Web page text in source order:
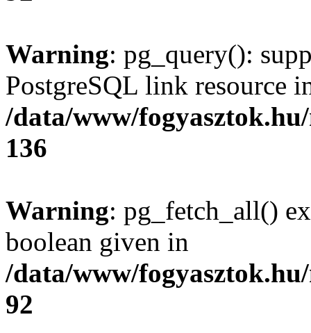
Warning: pg_query():
PostgreSQL link resource
/data/www/
136
Warning: pg_fetch_all()
boolean given in
/data/www/
92